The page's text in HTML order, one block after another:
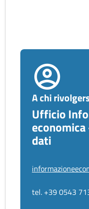
A chi
Ufficio
dati
tel. +39 0543